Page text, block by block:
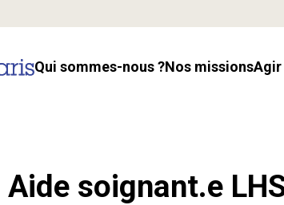
Qui sommes-nous ? Nos missions
Aide soignant.e